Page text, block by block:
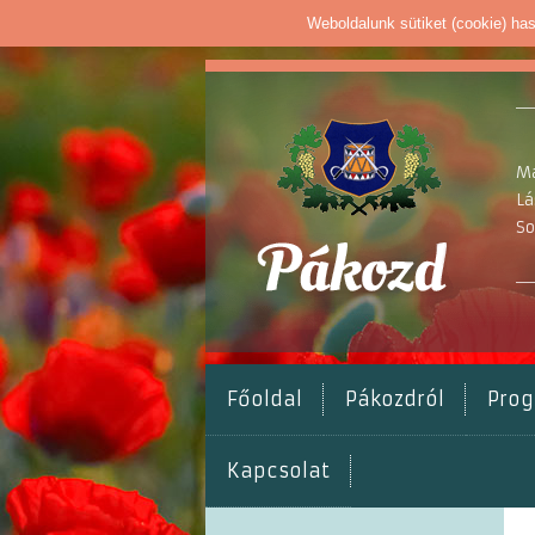
Weboldalunk sütiket (cookie)
Főoldal Pákozdról
Kapcsolat